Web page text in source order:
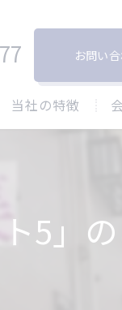
お問い
当社の特徴
屋根 5」